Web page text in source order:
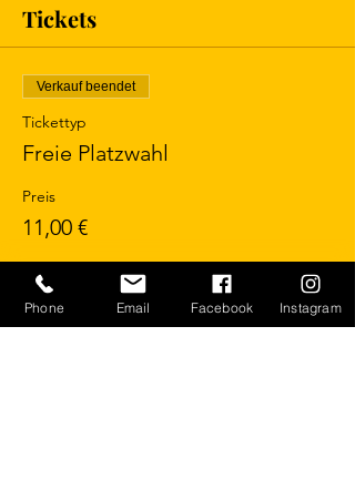
Tickets
Verkauf beendet
Tickettyp
Freie Platzwahl
Preis
11,00 €
Phone Email Facebook Instagram